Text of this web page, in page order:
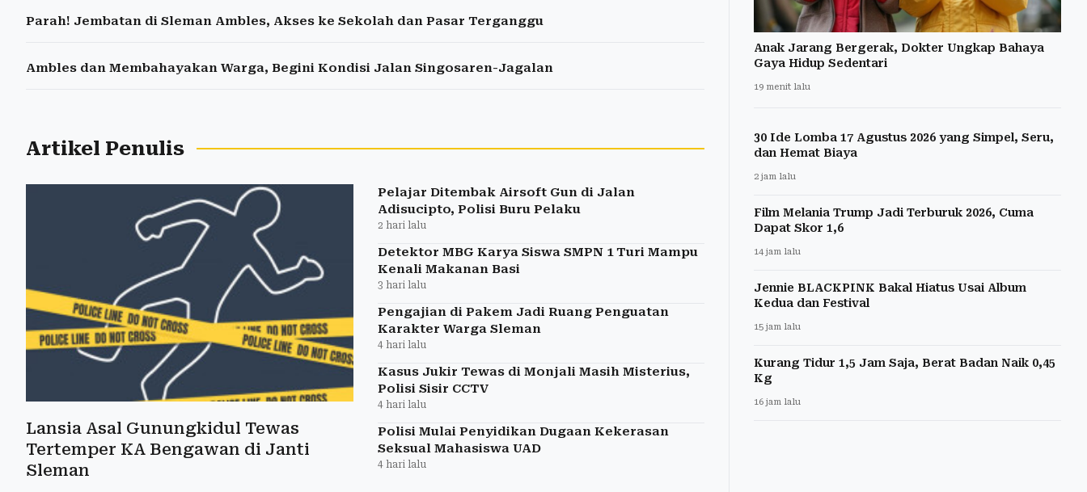
Parah! Jembatan di Sleman Ambles, Akses ke Sekolah dan Pasar Terganggu
Ambles dan Membahayakan Warga, Begini Kondisi Jalan Singosaren-Jagalan
Artikel Penulis
Lansia Asal Gunungkidul Tewas
Tertemper KA Bengawan di Janti
Sleman
Pelajar Ditembak Airsoft Gun di Jalan
Adisucipto, Polisi Buru Pelaku
2 hari lalu
Detektor MBG Karya Siswa SMPN 1 Turi Mampu
Kenali Makanan Basi
3 hari lalu
Pengajian di Pakem Jadi Ruang Penguatan
Karakter Warga Sleman
4 hari lalu
Kasus Jukir Tewas di Monjali Masih Misterius,
Polisi Sisir CCTV
4 hari lalu
Polisi Mulai Penyidikan Dugaan Kekerasan
Seksual Mahasiswa UAD
4 hari lalu
Anak Jarang Bergerak, Dokter Ungkap Bahaya
Gaya Hidup Sedentari
19 menit lalu
30 Ide Lomba 17 Agustus 2026 yang Simpel, Seru,
dan Hemat Biaya
2 jam lalu
Film Melania Trump Jadi Terburuk 2026, Cuma
Dapat Skor 1,6
14 jam lalu
Jennie BLACKPINK Bakal Hiatus Usai Album
Kedua dan Festival
15 jam lalu
Kurang Tidur 1,5 Jam Saja, Berat Badan Naik 0,45
Kg
16 jam lalu